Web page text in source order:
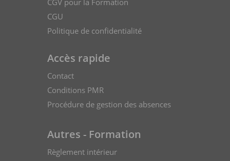
CGV pour la Formation
CGU
Politique de confidentialité
Accès rapide
Contact
Conditions PMR
Procédure de gestion des absences
Autres - Formation
Règlement intérieur